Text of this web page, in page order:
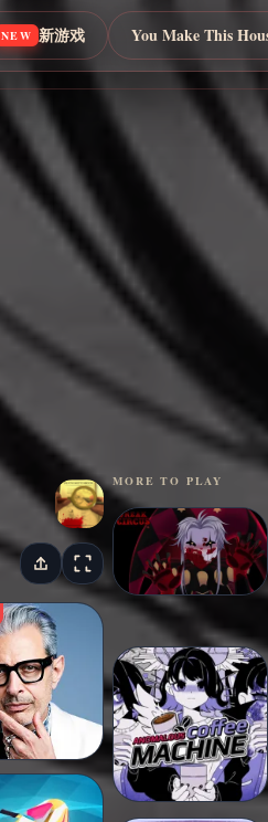
NEW 新游戏 You Make This
MORE TO PLAY